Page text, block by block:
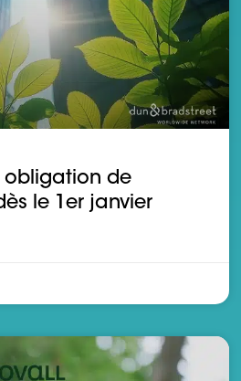
obligation de
le 1er janvier